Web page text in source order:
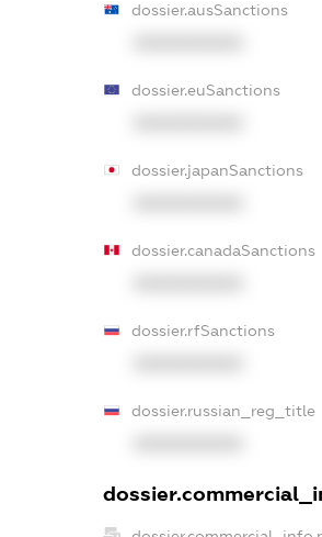
dossier.ausSanctions
dossier.euSanctions
dossier.japanSanctions
dossier.canadaSanctions
dossier.rfSanctions
dossier.russian_reg_title